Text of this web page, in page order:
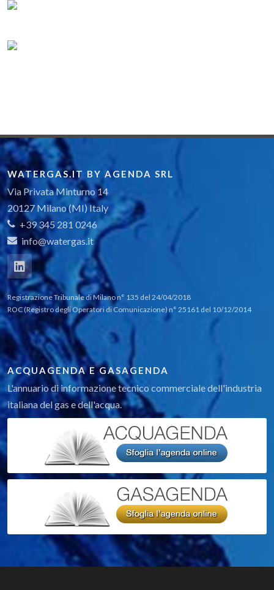
WATERGAS.IT BY AGENDA SRL
Via Privata Minturno 14
20127 Milano (MI) Italy
+39 345 281 0246
info@watergas.it
Registrazione Tribunale di Milano n° 135 del 24/04/2018
ROC (Registro degli Operatori di Comunicazione) n° 25161 del 10/12/2014
ACQUAGENDA E GASAGENDA
L'annuario di informazione tecnico commerciale dell'industria
italiana del gas e dell'acqua.